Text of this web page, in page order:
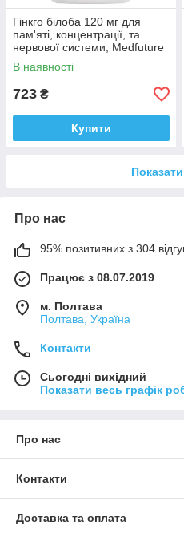
Гінкго білоба 120 мг для
пам'яті, концентрації, та
нервової системи, Medfuture
Ginkgo Biloba Extract 120
таблеток Доставка з ЄС
В наявності
723 ₴
Купити
Про нас
95% позитивних з 304
Працює з 08.07.2019
м. Полтава
Полтава, Україна
Контакти
Сьогодні вихідний
Показати весь графік
Про нас
Контакти
Доставка та оплата